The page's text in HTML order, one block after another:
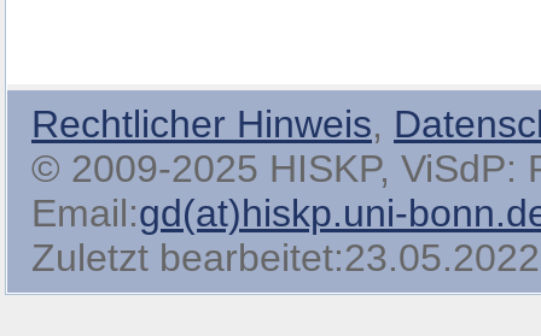
Rechtlicher Hinweis,
© 2009-2025 HISKP, ViSdP:
Email:gd(at)hiskp.uni-
Zuletzt